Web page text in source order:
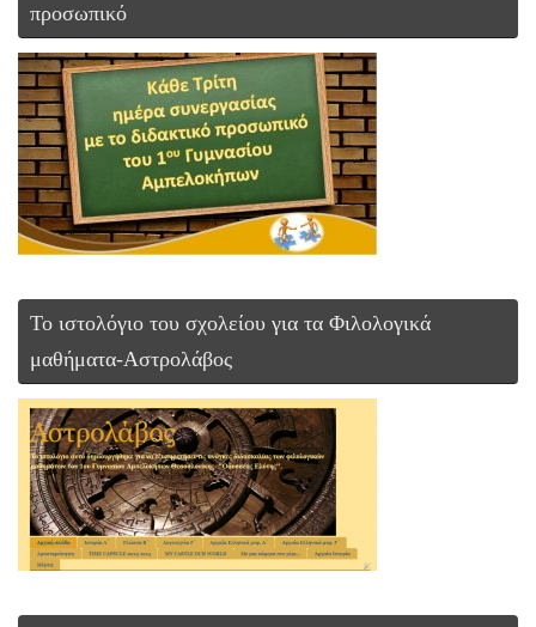
προσωπικό
Το ιστολόγιο του σχολείου για τα Φιλολογικά
μαθήματα-Αστρολάβος